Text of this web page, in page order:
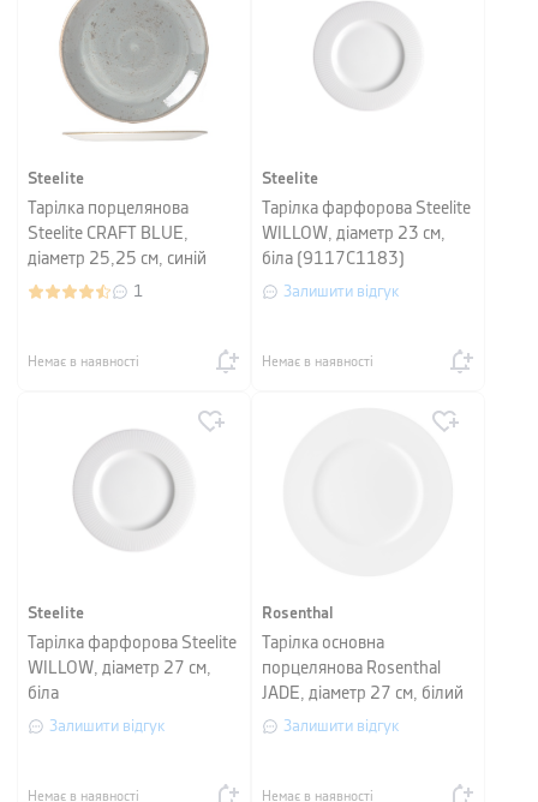
Steelite
Тарілка порцелянова
Steelite CRAFT BLUE,
діаметр 25,25 см, синій
1
Немає в наявності
Steelite
Тарілка фарфорова Steelite
WILLOW, діаметр 23 см,
біла (9117C1183)
Залишити відгук
Немає в наявності
Steelite
Тарілка фарфорова Steelite
WILLOW, діаметр 27 см,
біла
Залишити відгук
Немає в наявності
Rosenthal
Тарілка основна
порцелянова Rosenthal
JADE, діаметр 27 см, білий
Залишити відгук
Немає в наявності